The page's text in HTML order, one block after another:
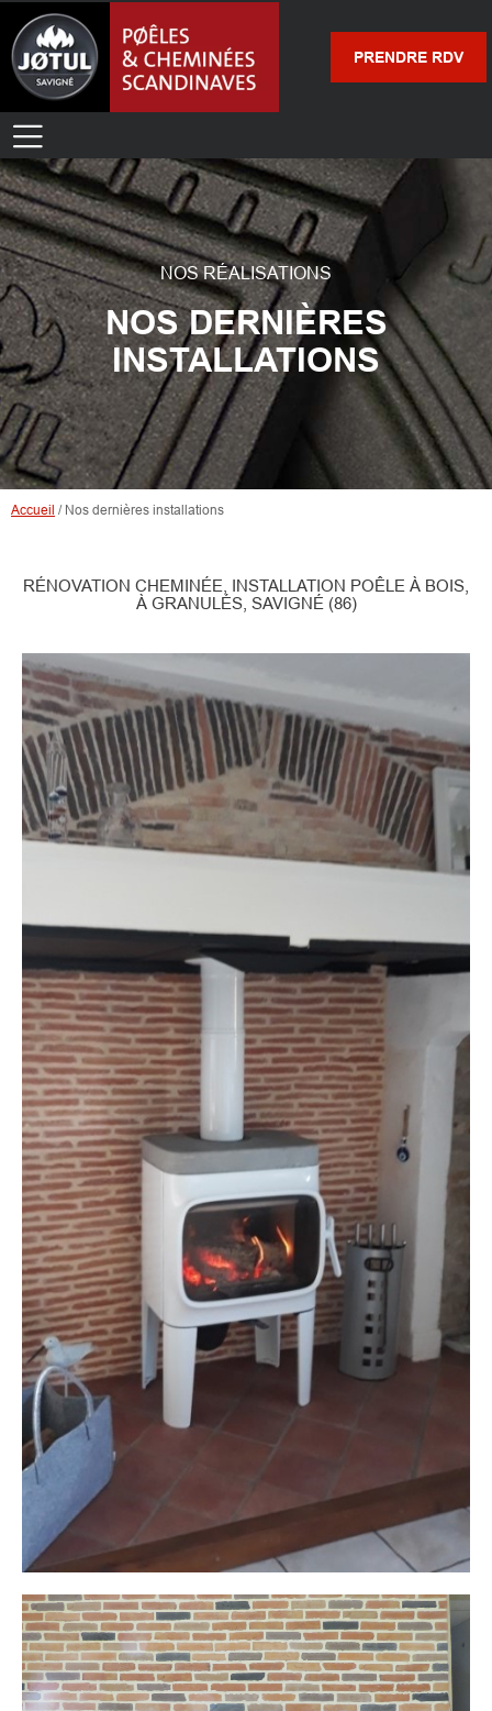
PRENDRE RDV
NOS RÉALISATIONS
NOS DERNIÈRES
INSTALLATIONS
Accueil / Nos dernières installations
RÉNOVATION CHEMINÉE, INSTALLATION POÊLE À BOIS,
À GRANULÉS, SAVIGNÉ (86)